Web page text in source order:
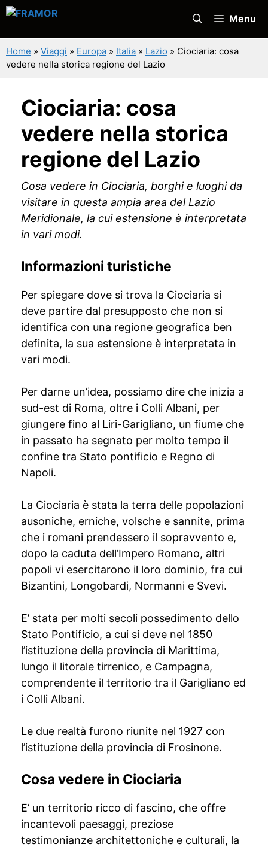
Vai
contenuto
Menu
Home » Viaggi » Europa » Italia » Lazio » Ciociaria: cosa
vedere nella storica regione del Lazio
Ciociaria: cosa
vedere nella storica
regione del Lazio
Cosa vedere in Ciociaria, borghi e luoghi da
visitare in questa ampia area del Lazio
Meridionale, la cui estensione è interpretata
in vari modi.
Informazioni turistiche
Per spiegare dove si trova la Ciociaria si
deve partire dal presupposto che non si
identifica con una regione geografica ben
definita, la sua estensione è interpretata in
vari modi.
Per darne un’idea, possiamo dire che inizia a
sud-est di Roma, oltre i Colli Albani, per
giungere fino al Liri-Garigliano, un fiume che
in passato ha segnato per molto tempo il
confine tra Stato pontificio e Regno di
Napoli.
La Ciociaria è stata la terra delle popolazioni
ausoniche, erniche, volsche e sannite, prima
che i romani prendessero il sopravvento e,
dopo la caduta dell’Impero Romano, altri
popoli vi esercitarono il loro dominio, fra cui
Bizantini, Longobardi, Normanni e Svevi.
E’ stata per molti secoli possedimento dello
Stato Pontificio, a cui si deve nel 1850
l’istituzione della provincia di Marittima,
lungo il litorale tirrenico, e Campagna,
comprendente il territorio tra il Garigliano ed
i Colli Albani.
Le due realtà furono riunite nel 1927 con
l’istituzione della provincia di Frosinone.
Cosa vedere in Ciociaria
E’ un territorio ricco di fascino, che offre
incantevoli paesaggi, preziose
testimonianze architettoniche e culturali, la